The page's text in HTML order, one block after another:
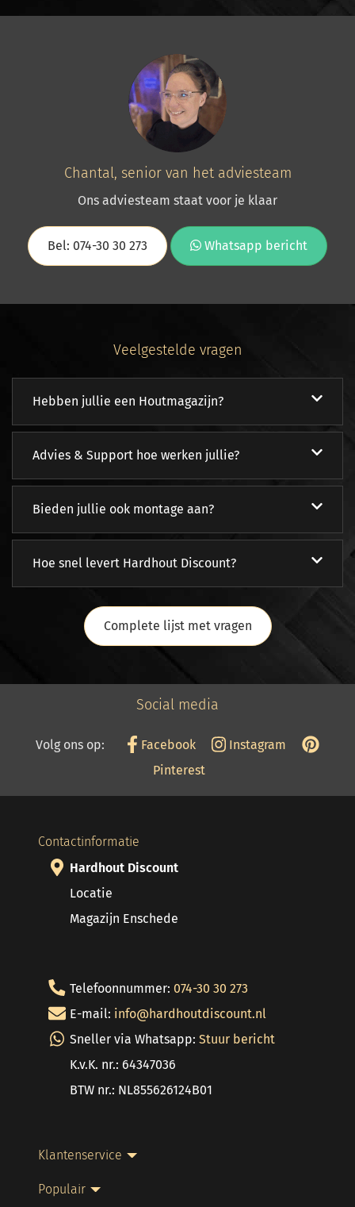
Chantal, senior van het adviesteam
Ons adviesteam staat voor je klaar
Bel: 074-30 30 273 Whatsapp bericht
Veelgestelde vragen
Hebben jullie een Houtmagazijn?
Advies & Support hoe werken jullie?
Bieden jullie ook montage aan?
Hoe snel levert Hardhout Discount?
Complete lijst met vragen
Social media
Volg ons op: Facebook
Instagram
Pinterest
Contactinformatie
Hardhout Discount
Locatie
Magazijn Enschede
Telefoonnummer: 074-30 30 273
E-mail: info@hardhoutdiscount.nl
Sneller via Whatsapp: Stuur bericht
K.v.K. nr.: 64347036
BTW nr.: NL855626124B01
Klantenservice
Populair